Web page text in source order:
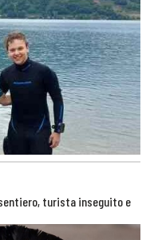
turista inseguito e